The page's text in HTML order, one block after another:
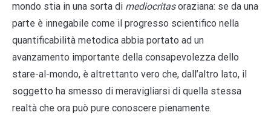
mondo stia in una sorta di mediocritasoraziana: se da una
parte è innegabile come il progresso scientifico nella
quantificabilità metodica abbia portato ad un
avanzamento importante della consapevolezza dello
stare-al-mondo, è altrettanto vero che, dall’altro lato, il
soggetto ha smesso di meravigliarsi di quella stessa
realtà che ora può pure conoscere pienamente.